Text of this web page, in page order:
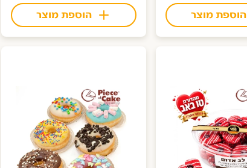
הוספת מוצר הוספת מוצר